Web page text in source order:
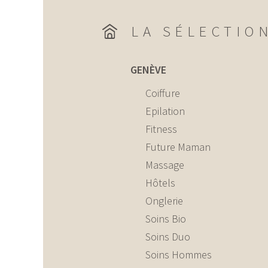
LA
GENÈVE
Coiffure
Epilation
Fitness
Future Maman
Massage
Hôtels
Onglerie
Soins Bio
Soins Duo
Soins Hommes